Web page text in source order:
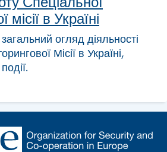
місії в Україні
огляд діяльності
Місії в Україні,